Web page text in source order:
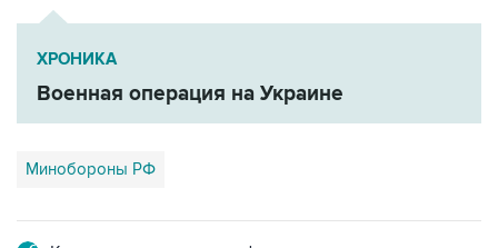
ХРОНИКА
Военная операция на Украине
Минобороны РФ